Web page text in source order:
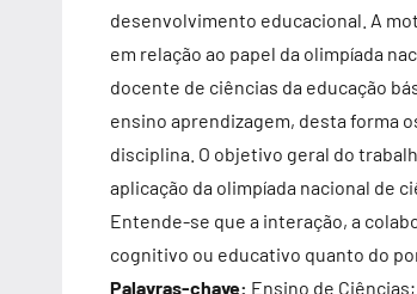
desenvolvimento educacional. A
em relação ao papel da olimpíada
docente de ciências da educação
ensino aprendizagem, desta forma
disciplina. O objetivo geral do
aplicação da olimpíada nacional de
Entende-se que a interação, a
cognitivo ou educativo quanto do
Palavras-chave: Ensino de